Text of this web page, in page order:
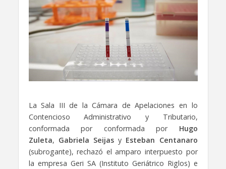
La Sala III de la Cámara de Apelaciones en lo
Contencioso Administrativo y Tributario,
conformada por conformada por Hugo
Zuleta, Gabriela Seijasy Esteban Centanaro
(subrogante), rechazó el amparo interpuesto por
la empresa Geri SA (Instituto Geriátrico Riglos) e